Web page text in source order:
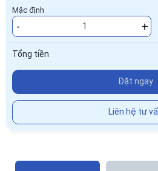
Mặc định
- +
Tổng tiền
Đặt ngay
Liên hệ tư